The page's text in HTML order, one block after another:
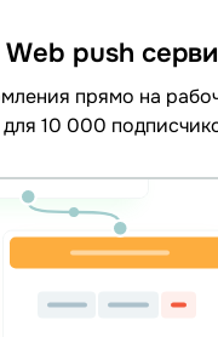
Web push
для 10 000